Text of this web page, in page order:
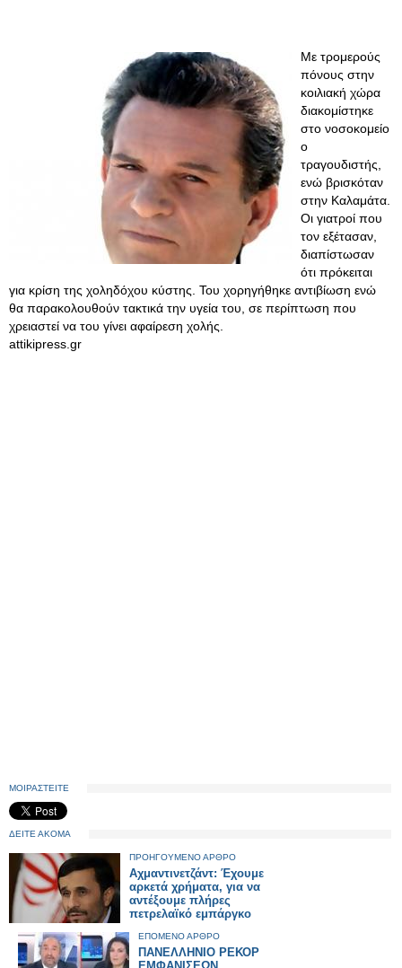
Με τρομερούς
πόνους στην
κοιλιακή χώρα
διακομίστηκε
στο νοσοκομείο
ο
τραγουδιστής,
ενώ βρισκόταν
στην Καλαμάτα.
Οι γιατροί που
τον εξέτασαν,
διαπίστωσαν
ότι πρόκειται
για κρίση της χοληδόχου κύστης. Του χορηγήθηκε αντιβίωση ενώ
θα παρακολουθούν τακτικά την υγεία του, σε περίπτωση που
χρειαστεί να του γίνει αφαίρεση χολής.
attikipress.gr
ΜΟΙΡΑΣΤΕΙΤΕ
ΔΕΙΤΕ ΑΚΟΜΑ
ΠΡΟΗΓΟΥΜΕΝΟ ΑΡΘΡΟ
Αχμαντινετζάντ: Έχουμε
αρκετά χρήματα, για να
αντέξουμε πλήρες
πετρελαϊκό εμπάργκο
ΕΠΟΜΕΝΟ ΑΡΘΡΟ
ΠΑΝΕΛΛΗΝΙΟ ΡΕΚΟΡ